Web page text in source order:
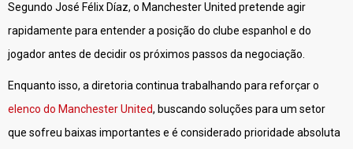
Segundo José Félix Díaz, o Manchester United pretende agir
rapidamente para entender a posição do clube espanhol e do
jogador antes de decidir os próximos passos da negociação.
Enquanto isso, a diretoria continua trabalhando para reforçar o
elenco do Manchester United, buscando soluções para um setor
que sofreu baixas importantes e é considerado prioridade absoluta